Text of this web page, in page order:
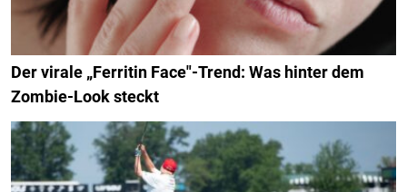
Der virale „Ferritin Face"-Trend: Was hinter dem
Zombie-Look steckt